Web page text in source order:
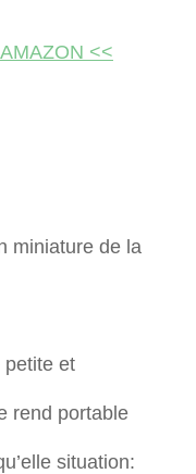
<<
miniature de la
petite et
rend portable
situation: